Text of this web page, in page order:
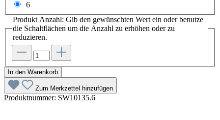
6
Produkt Anzahl: Gib den gewünschten Wert ein oder benutze
die Schaltflächen um die Anzahl zu erhöhen oder zu
reduzieren.
In den Warenkorb
Zum Merkzettel hinzufügen
Produktnummer: SW10135.6